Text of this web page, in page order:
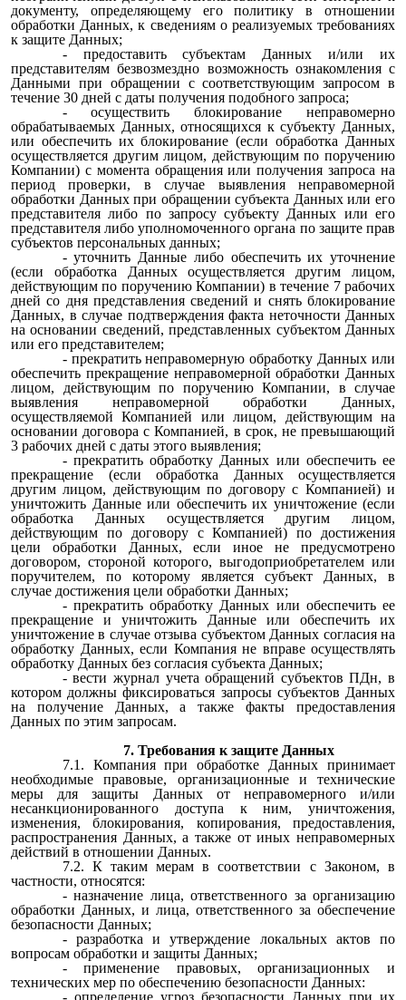
документу, определяющему его политику в отношении
обработки Данных, к сведениям о реализуемых требованиях
к защите Данных;
- предоставить субъектам Данных и/или их
представителям безвозмездно возможность ознакомления с
Данными при обращении с соответствующим запросом в
течение 30 дней с даты получения подобного запроса;
- осуществить блокирование неправомерно
обрабатываемых Данных, относящихся к субъекту Данных,
или обеспечить их блокирование (если обработка Данных
осуществляется другим лицом, действующим по поручению
Компании) с момента обращения или получения запроса на
период проверки, в случае выявления неправомерной
обработки Данных при обращении субъекта Данных или его
представителя либо по запросу субъекту Данных или его
представителя либо уполномоченного органа по защите прав
субъектов персональных данных;
- уточнить Данные либо обеспечить их уточнение
(если обработка Данных осуществляется другим лицом,
действующим по поручению Компании) в течение 7 рабочих
дней со дня представления сведений и снять блокирование
Данных, в случае подтверждения факта неточности Данных
на основании сведений, представленных субъектом Данных
или его представителем;
- прекратить неправомерную обработку Данных или
обеспечить прекращение неправомерной обработки Данных
лицом, действующим по поручению Компании, в случае
выявления неправомерной обработки Данных,
осуществляемой Компанией или лицом, действующим на
основании договора с Компанией, в срок, не превышающий
3 рабочих дней с даты этого выявления;
- прекратить обработку Данных или обеспечить ее
прекращение (если обработка Данных осуществляется
другим лицом, действующим по договору с Компанией) и
уничтожить Данные или обеспечить их уничтожение (если
обработка Данных осуществляется другим лицом,
действующим по договору с Компанией) по достижения
цели обработки Данных, если иное не предусмотрено
договором, стороной которого, выгодоприобретателем или
поручителем, по которому является субъект Данных, в
случае достижения цели обработки Данных;
- прекратить обработку Данных или обеспечить ее
прекращение и уничтожить Данные или обеспечить их
уничтожение в случае отзыва субъектом Данных согласия на
обработку Данных, если Компания не вправе осуществлять
обработку Данных без согласия субъекта Данных;
- вести журнал учета обращений субъектов ПДн, в
котором должны фиксироваться запросы субъектов Данных
на получение Данных, а также факты предоставления
Данных по этим запросам.
7. Требования к защите Данных
7.1. Компания при обработке Данных принимает
необходимые правовые, организационные и технические
меры для защиты Данных от неправомерного и/или
несанкционированного доступа к ним, уничтожения,
изменения, блокирования, копирования, предоставления,
распространения Данных, а также от иных неправомерных
действий в отношении Данных.
7.2. К таким мерам в соответствии с Законом, в
частности, относятся:
- назначение лица, ответственного за организацию
обработки Данных, и лица, ответственного за обеспечение
безопасности Данных;
- разработка и утверждение локальных актов по
вопросам обработки и защиты Данных;
- применение правовых, организационных и
технических мер по обеспечению безопасности Данных:
- определение угроз безопасности Данных при их